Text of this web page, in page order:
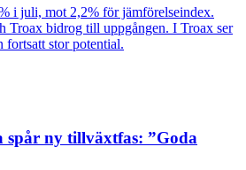
i juli, mot 2,2% för jämförelseindex.
Troax bidrog till uppgången. I Troax ser
stor potential.
spår ny tillväxtfas: ”Goda